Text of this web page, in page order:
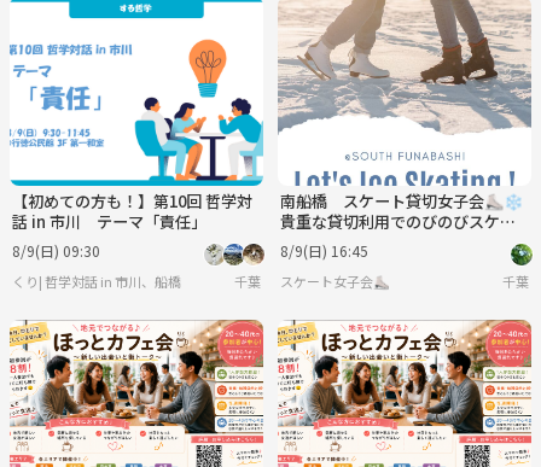
【初めての方も！】第10回 哲学対
話 in 市川 テーマ「責任」
8/9(日) 09:30
くり| 哲学対話 in 市川、船橋 千葉
南船橋 スケート貸切女子会⛸️❄️
貴重な貸切利用でのびのびスケー
ト滑りませんか?
8/9(日) 16:45
スケート女子会⛸️ 千葉